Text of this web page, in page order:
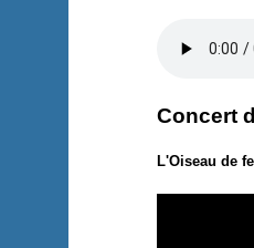
Concert
L'Oiseau de